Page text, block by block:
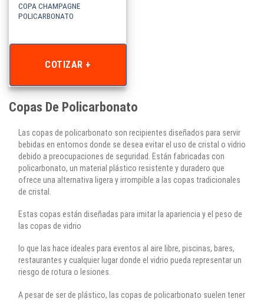
COPA CHAMPAGNE
POLICARBONATO
COTIZAR +
Copas De Policarbonato
Las copas de policarbonato son recipientes diseñados para servir
bebidas en entornos donde se desea evitar el uso de cristal o vidrio
debido a preocupaciones de seguridad. Están fabricadas con
policarbonato, un material plástico resistente y duradero que
ofrece una alternativa ligera y irrompible a las copas tradicionales
de cristal.
Estas copas están diseñadas para imitar la apariencia y el peso de
las copas de vidrio
lo que las hace ideales para eventos al aire libre, piscinas, bares,
restaurantes y cualquier lugar donde el vidrio pueda representar un
riesgo de rotura o lesiones.
A pesar de ser de plástico, las copas de policarbonato suelen tener